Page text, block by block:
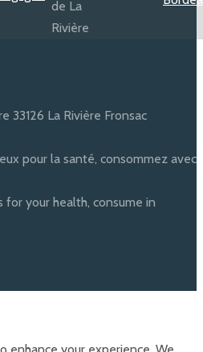
33126 La Rivière Fronsac
pour la santé, consommez avec
for your health, consume in